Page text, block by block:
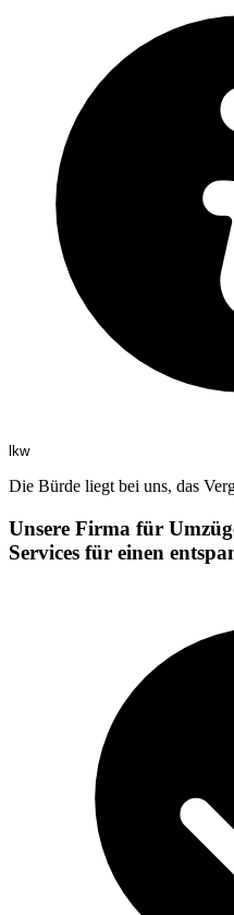
lkw
Die Bürde liegt bei uns, das
Unsere Firma für
Services für einen